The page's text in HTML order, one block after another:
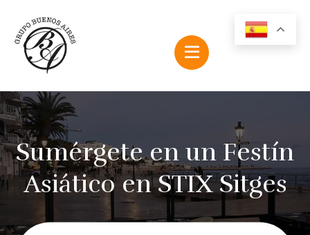
Sumérgete en un Festín
Asiático en STIX Sitges